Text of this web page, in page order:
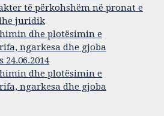
të përkohshëm në pronat e
juridik
dhe plotësimin e
ngarkesa dhe gjoba
dhe plotësimin e
ngarkesa dhe gjoba